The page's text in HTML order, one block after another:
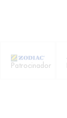
Patrocinador